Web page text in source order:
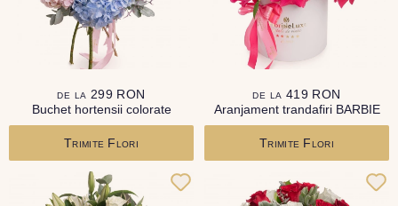
de la 299 RON
Buchet hortensii colorate
Trimite Flori
de la 419 RON
Aranjament trandafiri BARBIE
Trimite Flori